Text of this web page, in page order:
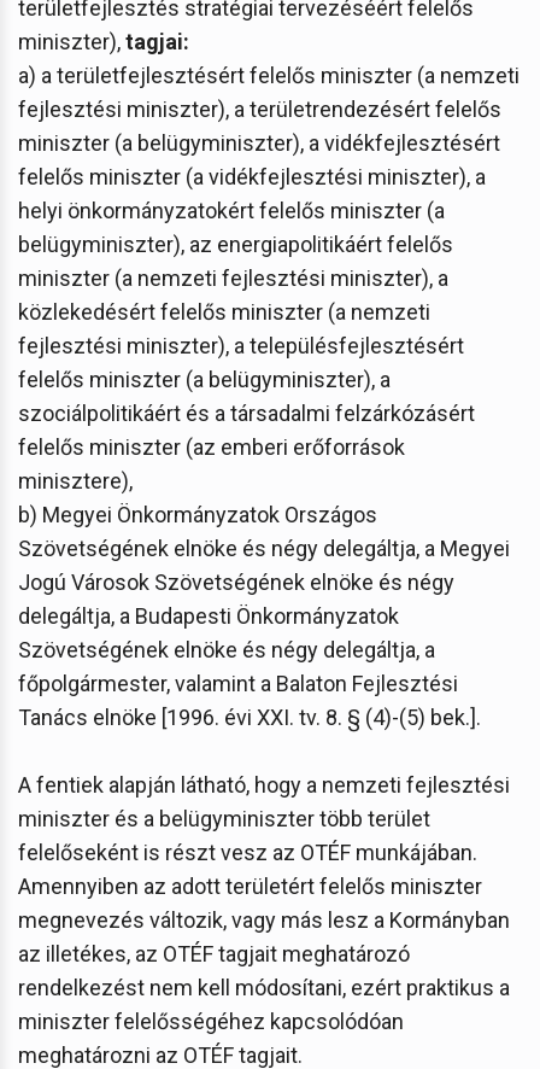
területfejlesztés stratégiai tervezéséért felelős
miniszter),tagjai:
a) a területfejlesztésért felelős miniszter (a nemzeti
fejlesztési miniszter), a területrendezésért felelős
miniszter (a belügyminiszter), a vidékfejlesztésért
felelős miniszter (a vidékfejlesztési miniszter), a
helyi önkormányzatokért felelős miniszter (a
belügyminiszter), az energiapolitikáért felelős
miniszter (a nemzeti fejlesztési miniszter), a
közlekedésért felelős miniszter (a nemzeti
fejlesztési miniszter), a településfejlesztésért
felelős miniszter (a belügyminiszter), a
szociálpolitikáért és a társadalmi felzárkózásért
felelős miniszter (az emberi erőforrások
minisztere),
b) Megyei Önkormányzatok Országos
Szövetségének elnöke és négy delegáltja, a Megyei
Jogú Városok Szövetségének elnöke és négy
delegáltja, a Budapesti Önkormányzatok
Szövetségének elnöke és négy delegáltja, a
főpolgármester, valamint a Balaton Fejlesztési
Tanács elnöke [1996. évi XXI. tv. 8. § (4)-(5) bek.].
A fentiek alapján látható, hogy a nemzeti fejlesztési
miniszter és a belügyminiszter több terület
felelőseként is részt vesz az OTÉF munkájában.
Amennyiben az adott területért felelős miniszter
megnevezés változik, vagy más lesz a Kormányban
az illetékes, az OTÉF tagjait meghatározó
rendelkezést nem kell módosítani, ezért praktikus a
miniszter felelősségéhez kapcsolódóan
meghatározni az OTÉF tagjait.